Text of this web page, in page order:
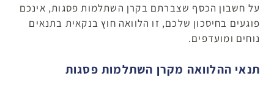
על חשבון הכסף שצברתם בקרן השתלמות פסגות, אינכם
פוגעים בחיסכון שלכם, זו הלוואה חוץ בנקאית בתנאים
נוחים ומועדפים.
תנאי ההלוואה מקרן השתלמות פסגות